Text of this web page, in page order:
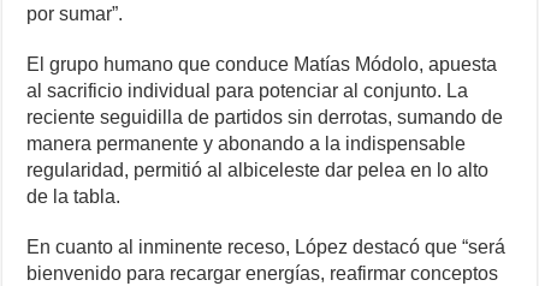
por sumar”.
El grupo humano que conduce Matías Módolo, apuesta
al sacrificio individual para potenciar al conjunto. La
reciente seguidilla de partidos sin derrotas, sumando de
manera permanente y abonando a la indispensable
regularidad, permitió al albiceleste dar pelea en lo alto
de la tabla.
En cuanto al inminente receso, López destacó que “será
bienvenido para recargar energías, reafirmar conceptos